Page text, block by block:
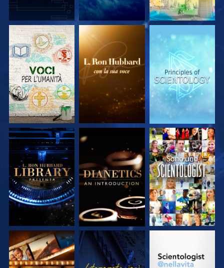
ESPLORA LE
SERIE
ESPLORA LE
SERIE
ESPLORA LE
SERIE
ESPLORA LE
SERIE
ESPLORA LE
SERIE
GUARDA
ESPLORA LE GUARDA ESPLORA LE